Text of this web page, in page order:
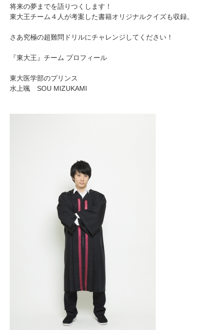
将来の夢までを語りつくします！
東大王チーム４人が考案した書籍オリジナルクイズも収録。
さあ究極の超難問ドリルにチャレンジしてください！
『東大王』チーム プロフィール
東大医学部のプリンス
水上颯 SOU MIZUKAMI